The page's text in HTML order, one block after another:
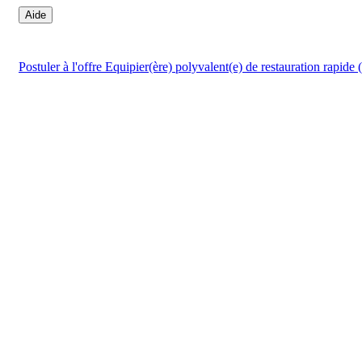
Aide
Postulerà l'offre Equipier(ère) polyvalent(e) de restauration rapide